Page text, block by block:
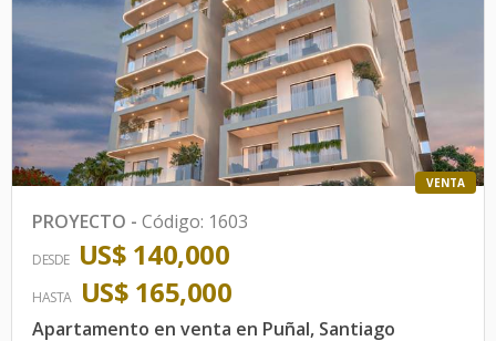
VENTA
PROYECTO - Código: 1603
DESDE US$ 140,000
HASTA US$ 165,000
Apartamento en venta en Puñal, Santiago